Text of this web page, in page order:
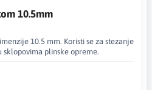
10.5mm
10.5 mm. Koristi se za stezanje
plinske opreme.